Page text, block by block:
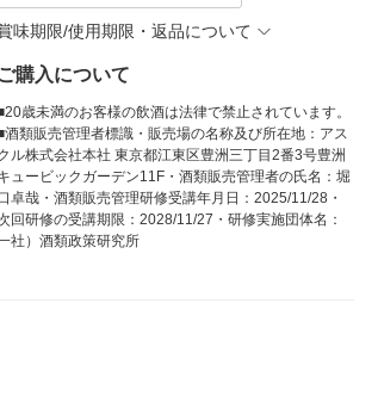
味期限/使用期限・返品について
ご購入について
歳未満のお客様の飲酒は法律で禁止されています。
酒類販売管理者標識・販売場の名称及び所在地：アス
ル株式会社本社 東京都江東区豊洲三丁目2番3号豊洲
ュービックガーデン11F・酒類販売管理者の氏名：堀
卓哉・酒類販売管理研修受講年月日：2025/11/28・
回研修の受講期限：2028/11/27・研修実施団体名：
社）酒類政策研究所